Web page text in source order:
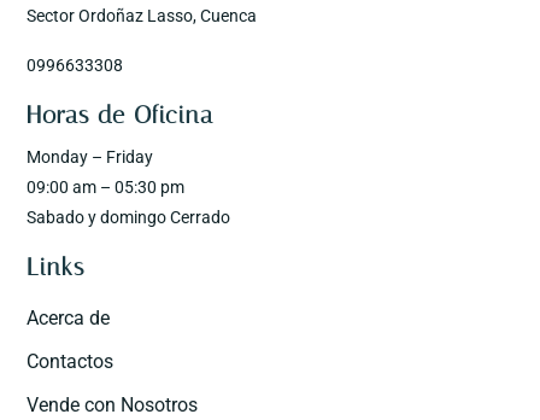
Sector Ordoñaz Lasso, Cuenca
0996633308
Horas de Oficina
Monday – Friday
09:00 am – 05:30 pm
Sabado y domingo Cerrado
Links
Acerca de
Contactos
Vende con Nosotros